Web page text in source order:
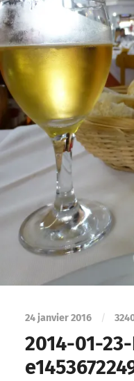
24 janvier 2016 /
2014-01-